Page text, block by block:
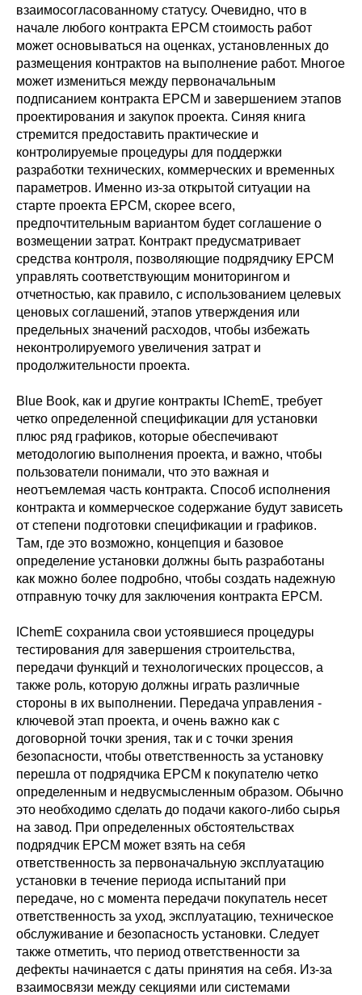
взаимосогласованному статусу. Очевидно, что в
начале любого контракта EPCM стоимость работ
может основываться на оценках, установленных до
размещения контрактов на выполнение работ. Многое
может измениться между первоначальным
подписанием контракта EPCM и завершением этапов
проектирования и закупок проекта. Синяя книга
стремится предоставить практические и
контролируемые процедуры для поддержки
разработки технических, коммерческих и временных
параметров. Именно из-за открытой ситуации на
старте проекта EPCM, скорее всего,
предпочтительным вариантом будет соглашение о
возмещении затрат. Контракт предусматривает
средства контроля, позволяющие подрядчику EPCM
управлять соответствующим мониторингом и
отчетностью, как правило, с использованием целевых
ценовых соглашений, этапов утверждения или
предельных значений расходов, чтобы избежать
неконтролируемого увеличения затрат и
продолжительности проекта.
Blue Book, как и другие контракты IChemE, требует
четко определенной спецификации для установки
плюс ряд графиков, которые обеспечивают
методологию выполнения проекта, и важно, чтобы
пользователи понимали, что это важная и
неотъемлемая часть контракта. Способ исполнения
контракта и коммерческое содержание будут зависеть
от степени подготовки спецификации и графиков.
Там, где это возможно, концепция и базовое
определение установки должны быть разработаны
как можно более подробно, чтобы создать надежную
отправную точку для заключения контракта EPCM.
IChemE сохранила свои устоявшиеся процедуры
тестирования для завершения строительства,
передачи функций и технологических процессов, а
также роль, которую должны играть различные
стороны в их выполнении. Передача управления -
ключевой этап проекта, и очень важно как с
договорной точки зрения, так и с точки зрения
безопасности, чтобы ответственность за установку
перешла от подрядчика EPCM к покупателю четко
определенным и недвусмысленным образом. Обычно
это необходимо сделать до подачи какого-либо сырья
на завод. При определенных обстоятельствах
подрядчик EPCM может взять на себя
ответственность за первоначальную эксплуатацию
установки в течение периода испытаний при
передаче, но с момента передачи покупатель несет
ответственность за уход, эксплуатацию, техническое
обслуживание и безопасность установки. Следует
также отметить, что период ответственности за
дефекты начинается с даты принятия на себя. Из-за
взаимосвязи между секциями или системами